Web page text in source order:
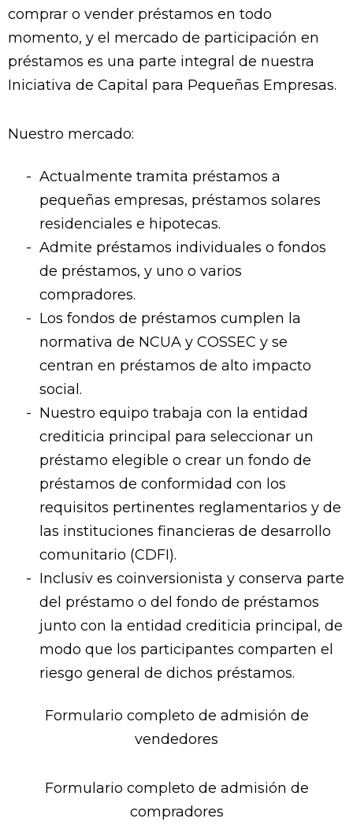
comprar o vender préstamos en todo
momento, y el mercado de participación en
préstamos es una parte integral de nuestra
Iniciativa de Capital para Pequeñas Empresas.
Nuestro mercado:
Actualmente tramita préstamos a
pequeñas empresas, préstamos solares
residenciales e hipotecas.
Admite préstamos individuales o fondos
de préstamos, y uno o varios
compradores.
Los fondos de préstamos cumplen la
normativa de NCUA y COSSEC y se
centran en préstamos de alto impacto
social.
Nuestro equipo trabaja con la entidad
crediticia principal para seleccionar un
préstamo elegible o crear un fondo de
préstamos de conformidad con los
requisitos pertinentes reglamentarios y de
las instituciones financieras de desarrollo
comunitario (CDFI).
Inclusiv es coinversionista y conserva parte
del préstamo o del fondo de préstamos
junto con la entidad crediticia principal, de
modo que los participantes comparten el
riesgo general de dichos préstamos.
Formulario completo de admisión de
vendedores
Formulario completo de admisión de
compradores